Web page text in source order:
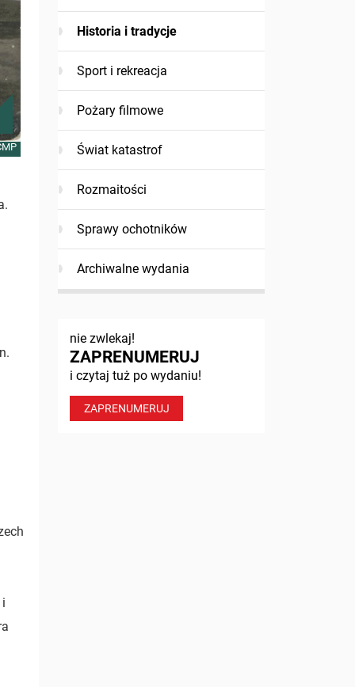
Historia i tradycje
Sport i rekreacja
Pożary filmowe
Świat katastrof
Rozmaitości
Sprawy ochotników
Archiwalne wydania
nie zwlekaj!
ZAPRENUMERUJ
i czytaj tuż po wydaniu!
ZAPRENUMERUJ